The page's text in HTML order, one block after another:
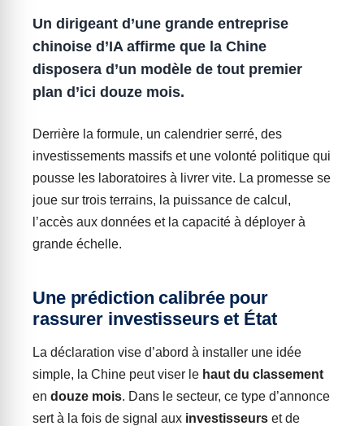
Un dirigeant d’une grande entreprise
chinoise d’IA affirme que la Chine
disposera d’un modèle de tout premier
plan d’ici douze mois.
Derrière la formule, un calendrier serré, des
investissements massifs et une volonté politique qui
pousse les laboratoires à livrer vite. La promesse se
joue sur trois terrains, la puissance de calcul,
l’accès aux données et la capacité à déployer à
grande échelle.
Une prédiction calibrée pour
rassurer investisseurs et État
La déclaration vise d’abord à installer une idée
simple, la Chine peut viser le haut du classement
en douze mois. Dans le secteur, ce type d’annonce
sert à la fois de signal aux investisseurs et de